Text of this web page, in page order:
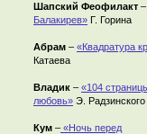
Шапский Феофилакт –
Балакирев» Г. Горина
Абрам – «Квадратура
Катаева
Владик – «104
любовь» Э. Радзинского
Кум – «Ночь перед